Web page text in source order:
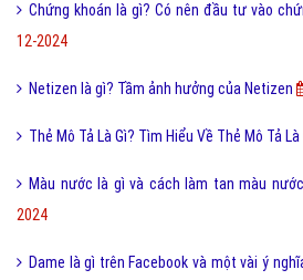
Chứng khoán là gì? Có nên đầu tư vào
12-2024
Netizen là gì? Tầm ảnh hưởng của Netizen
Thẻ Mô Tả Là Gì? Tìm Hiểu Về Thẻ Mô Tả Là
Màu nước là gì và cách làm tan màu
2024
Dame là gì trên Facebook và một vài ý